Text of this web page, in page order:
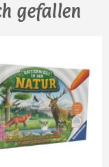
gefallen